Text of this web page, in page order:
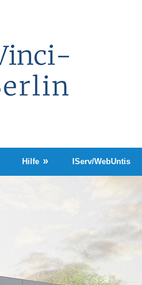
Hilfe IServ/WebUntis